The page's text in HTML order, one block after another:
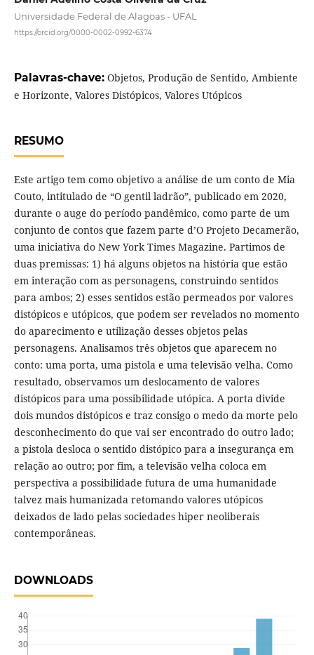
Universidade Federal de Alagoas - UFAL
https://orcid.org/0000-0002-0992-6374
Palavras-chave: Objetos, Produção de Sentido, Ambiente
e Horizonte, Valores Distópicos, Valores Utópicos
RESUMO
Este artigo tem como objetivo a análise de um conto de Mia
Couto, intitulado de “O gentil ladrão”, publicado em 2020,
durante o auge do período pandêmico, como parte de um
conjunto de contos que fazem parte d’O Projeto Decamerão,
uma iniciativa do New York Times Magazine. Partimos de
duas premissas: 1) há alguns objetos na história que estão
em interação com as personagens, construindo sentidos
para ambos; 2) esses sentidos estão permeados por valores
distópicos e utópicos, que podem ser revelados no momento
do aparecimento e utilização desses objetos pelas
personagens. Analisamos três objetos que aparecem no
conto: uma porta, uma pistola e uma televisão velha. Como
resultado, observamos um deslocamento de valores
distópicos para uma possibilidade utópica. A porta divide
dois mundos distópicos e traz consigo o medo da morte pelo
desconhecimento do que vai ser encontrado do outro lado;
a pistola desloca o sentido distópico para a insegurança em
relação ao outro; por fim, a televisão velha coloca em
perspectiva a possibilidade futura de uma humanidade
talvez mais humanizada retomando valores utópicos
deixados de lado pelas sociedades hiper neoliberais
contemporâneas.
DOWNLOADS